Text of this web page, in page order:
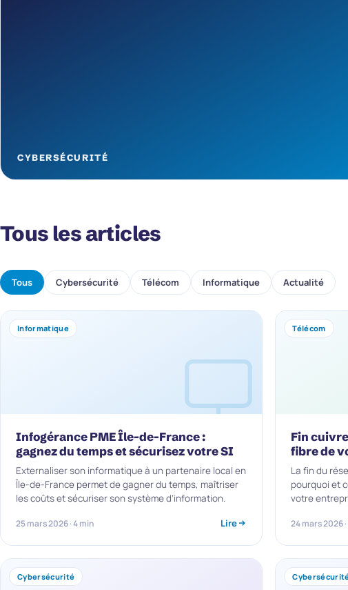
CYBERSÉCURITÉ
Tous les articles
Tous Cybersécurité Télécom Informatique Actualité
Informatique
Infogérance PME Île-de-France :
gagnez du temps et sécurisez votre SI
Externaliser son informatique à un partenaire local en
Île-de-France permet de gagner du temps, maîtriser
les coûts et sécuriser son système d’information.
25 mars 2026 · 4 min Lire
Télécom
Fin
fibre de
La fin du
pourquoi et
votre
24 mars 2026
Cybersécurité